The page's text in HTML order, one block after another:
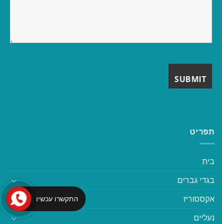
תפריט
בית
בגדי גברים
אקססוריז
נעליים
התקשרו עכשיו